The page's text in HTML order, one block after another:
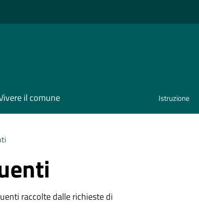
il comune Istruzione
raccolte dalle richieste di